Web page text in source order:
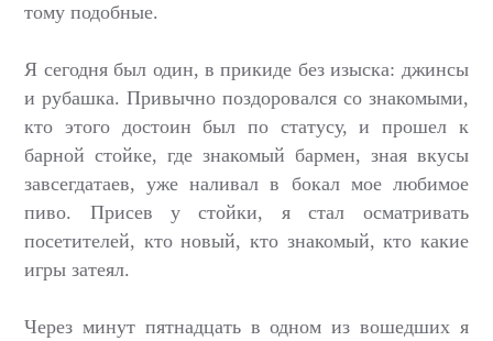
тому подобные.
Я сегодня был один, в прикиде без изыска: джинсы
и рубашка. Привычно поздоровался со знакомыми,
кто этого достоин был по статусу, и прошел к
барной стойке, где знакомый бармен, зная вкусы
завсегдатаев, уже наливал в бокал мое любимое
пиво. Присев у стойки, я стал осматривать
посетителей, кто новый, кто знакомый, кто какие
игры затеял.
Через минут пятнадцать в одном из вошедших я